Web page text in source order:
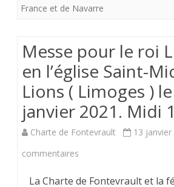
Couvre
feu
à
compter
du
France et de Navarre
Messe pour le roi
en l’église Saint-
Lions ( Limoges )
janvier 2021. Midi
Charte de Fontevrault 13 janvier
commentaires
La Charte de Fontevrault et la